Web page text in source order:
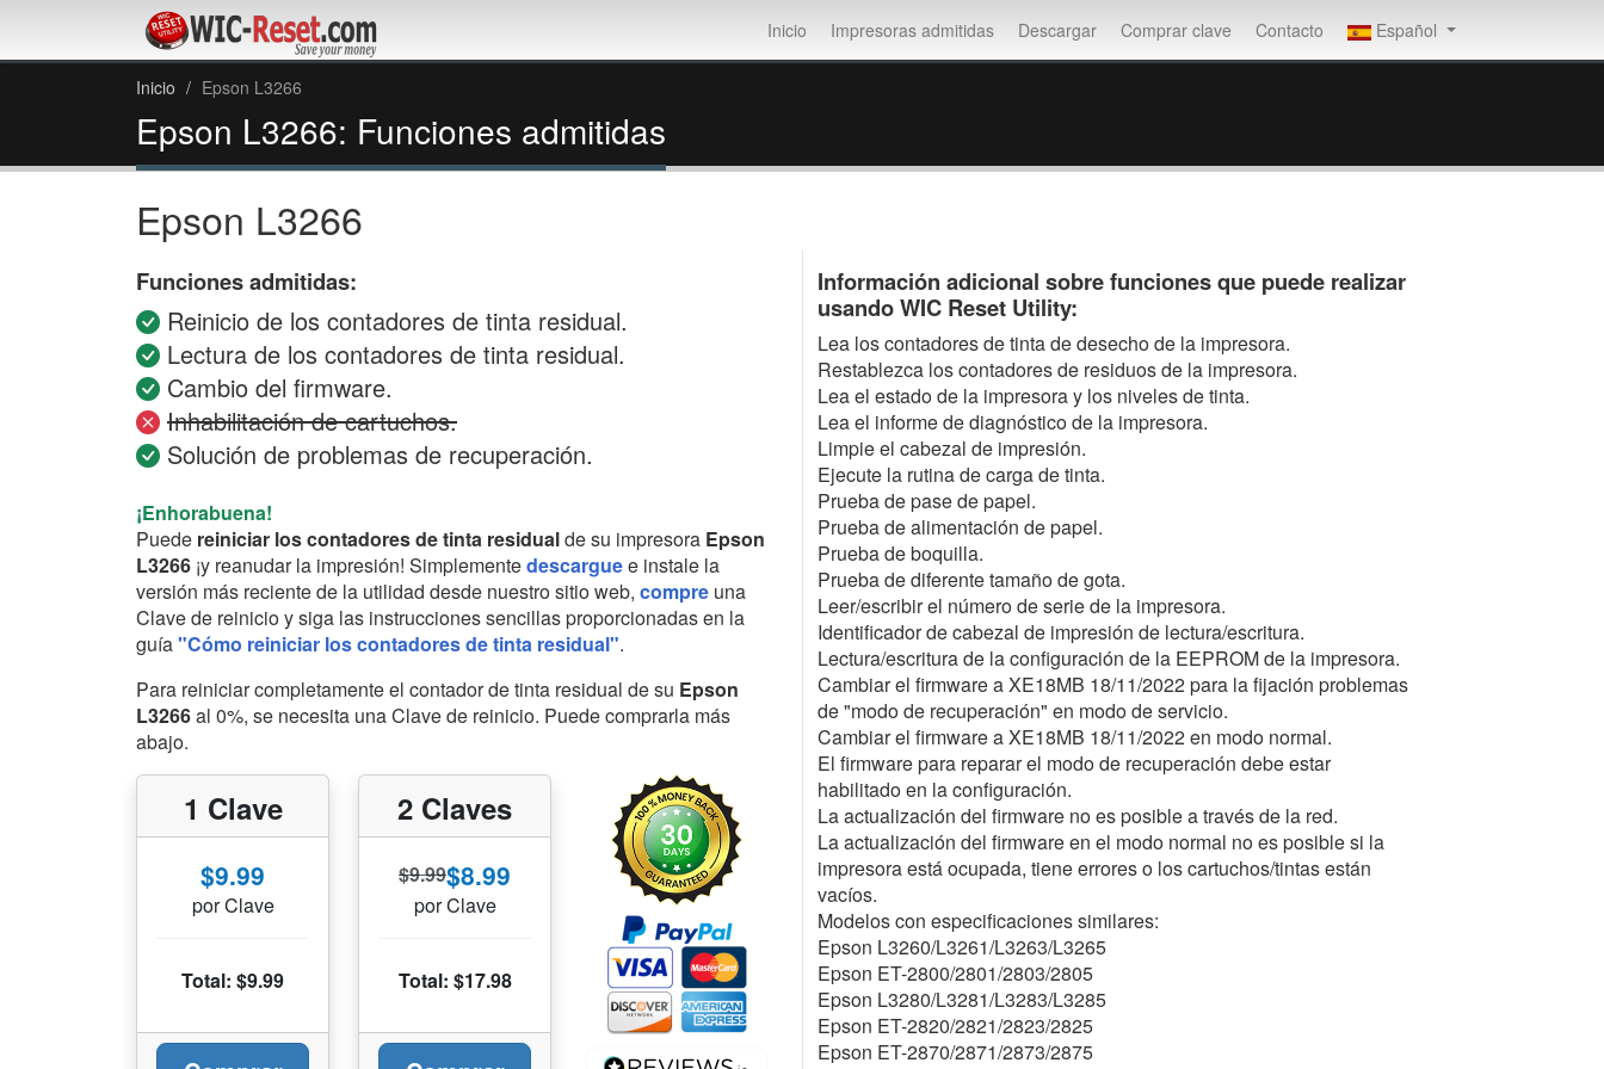
Inicio Impresoras admitidas Descargar Comprar clave Contacto Español
Inicio Epson L3266
Epson L3266: Funciones admitidas
Epson L3266
Funciones admitidas:
Reinicio de los contadores de tinta residual.
Lectura de los contadores de tinta residual.
Cambio del firmware.
Inhabilitación de cartuchos.
Solución de problemas de recuperación.
¡Enhorabuena!
Puede reiniciar los contadores de tinta residualde su impresora Epson
L3266 ¡y reanudar la impresión! Simplementedescarguee instale la
versión más reciente de la utilidad desde nuestro sitio web, compre una
Clave de reinicio y siga las instrucciones sencillas proporcionadas en la
guía"Cómo reiniciar los contadores de tinta residual".
Para reiniciar completamente el contador de tinta residual de su Epson
L3266al 0%, se necesita una Clave de reinicio. Puede comprarla más
abajo.
1 Clave
$9.99
por Clave
Total: $9.99
2 Claves
$9.99$8.99
por Clave
Total: $17.98
Información adicional sobre funciones que puede realizar
usando WIC Reset Utility:
Lea los contadores de tinta de desecho de la impresora.
Restablezca los contadores de residuos de la impresora.
Lea el estado de la impresora y los niveles de tinta.
Lea el informe de diagnóstico de la impresora.
Limpie el cabezal de impresión.
Ejecute la rutina de carga de tinta.
Prueba de pase de papel.
Prueba de alimentación de papel.
Prueba de boquilla.
Prueba de diferente tamaño de gota.
Leer/escribir el número de serie de la impresora.
Identificador de cabezal de impresión de lectura/escritura.
Lectura/escritura de la configuración de la EEPROM de la impresora.
Cambiar el firmware a XE18MB 18/11/2022 para la fijación problemas
de "modo de recuperación" en modo de servicio.
Cambiar el firmware a XE18MB 18/11/2022 en modo normal.
El firmware para reparar el modo de recuperación debe estar
habilitado en la configuración.
La actualización del firmware no es posible a través de la red.
La actualización del firmware en el modo normal no es posible si la
impresora está ocupada, tiene errores o los cartuchos/tintas están
vacíos.
Modelos con especificaciones similares:
Epson L3260/L3261/L3263/L3265
Epson ET-2800/2801/2803/2805
Epson L3280/L3281/L3283/L3285
Epson ET-2820/2821/2823/2825
Epson ET-2870/2871/2873/2875